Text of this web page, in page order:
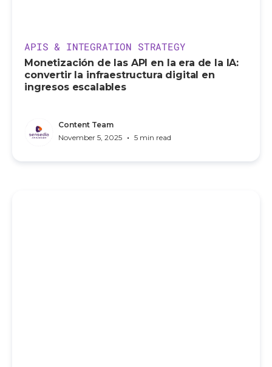
APIS & INTEGRATION STRATEGY
Monetización de las API en la era de la IA:
convertir la infraestructura digital en
ingresos escalables
Content Team
November 5, 2025 • 5 min read